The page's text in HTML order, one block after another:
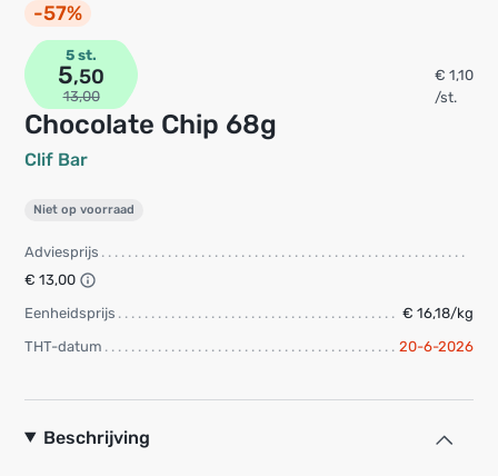
-57%
Chocolate Chip 68g
Clif Bar
5 st.
5,50
13,00
€ 1,10
/st.
Niet op voorraad
Adviesprijs
€ 13,00
Eenheidsprijs
€ 16,18/kg
THT-datum
20-6-2026
Beschrijving